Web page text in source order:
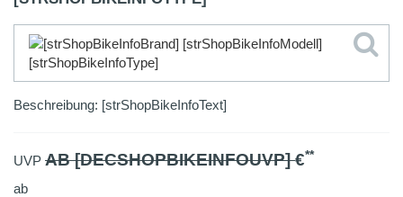
Beschreibung: [strShopBikeInfoText]
UVP AB [DECSHOPBIKEINFOUVP]€**
ab